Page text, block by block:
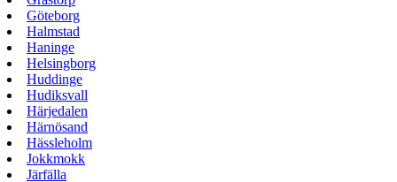
Göteborg
Halmstad
Haninge
Helsingborg
Huddinge
Hudiksvall
Härjedalen
Härnösand
Hässleholm
Jokkmokk
Järfälla